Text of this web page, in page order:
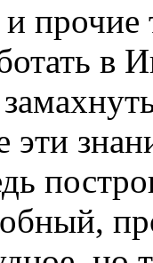
и
в
эти